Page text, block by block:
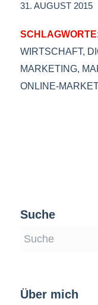
31. AUGUST 2015
WIRTSCHAFT,
MARKETING,
ONLINE-
Suche
Über mich